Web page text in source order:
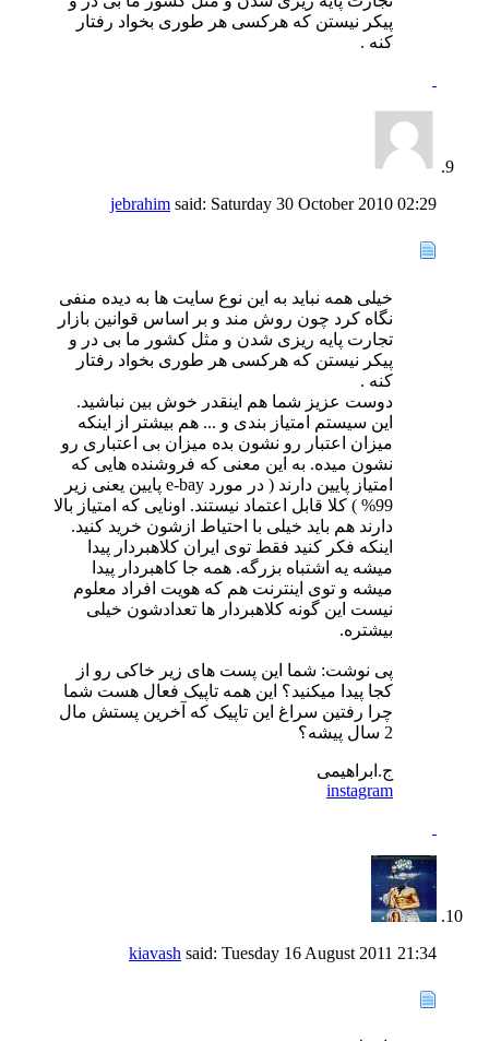
پیکر نیستن که هرکسی هر طوری بخواد رفتار
کنه .
jebrahim said: Saturday 30 October 2010 02:29
خیلی همه نباید به این نوع سایت ها به دیده منفی
نگاه کرد چون روش مند و بر اساس قوانین بازار
تجارت پایه ریزی شدن و مثل کشور ما بی در و
پیکر نیستن که هرکسی هر طوری بخواد رفتار
کنه .
دوست عزیز شما هم اینقدر خوش بین نباشید.
این سیستم امتیاز بندی و ... هم بیشتر از اینکه
میزان اعتبار رو نشون بده میزان بی اعتباری رو
نشون میده. به این معنی که فروشنده هایی که
امتیاز پایین دارند ( در مورد e-bay پایین یعنی زیر
99% ) کلا قابل اعتماد نیستند. اونایی که امتیاز بالا
دارند هم باید خیلی با احتیاط ازشون خرید کنید.
اینکه فکر کنید فقط توی ایران کلاهبردار پیدا
میشه یه اشتباه بزرگه. همه جا کاهبردار پیدا
میشه و توی اینترنت هم که هویت افراد معلوم
نیست این گونه کلاهبردار ها تعدادشون خیلی
بیشتره.
پی نوشت: شما این پست های زیر خاکی رو از
کجا پیدا میکنید؟ این همه تاپیک فعال هست شما
چرا رفتین سراغ این تاپیک که آخرین پستش مال
2 سال پیشه؟
ج.ابراهیمی
instagram
kiavash said: Tuesday 16 August 2011 21:34